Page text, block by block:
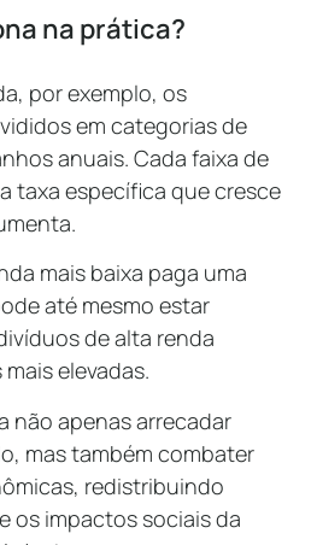
na prática?
por exemplo, os
em categorias de
anuais. Cada faixa de
taxa específica que cresce
mais baixa paga uma
até mesmo estar
de alta renda
elevadas.
não apenas arrecadar
mas também combater
redistribuindo
os impactos sociais da